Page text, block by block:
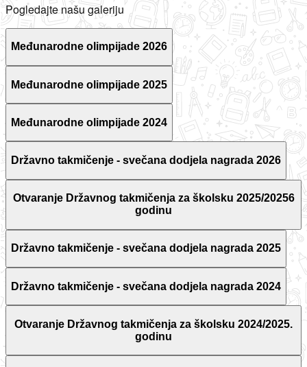
Pogledajte našu galeriju
Međunarodne olimpijade 2026
Međunarodne olimpijade 2025
Međunarodne olimpijade 2024
Državno takmičenje - svečana dodjela nagrada 2026
Otvaranje Državnog takmičenja za školsku 2025/20256
godinu
Državno takmičenje - svečana dodjela nagrada 2025
Državno takmičenje - svečana dodjela nagrada 2024
Otvaranje Državnog takmičenja za školsku 2024/2025.
godinu